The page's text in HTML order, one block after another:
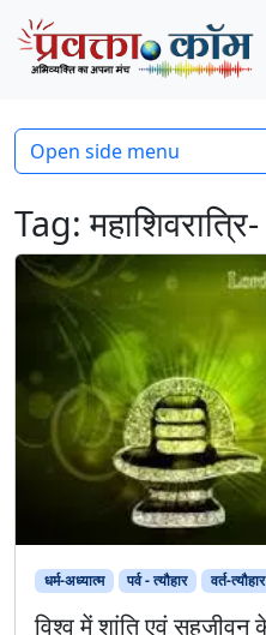
Skip to content
Skip to footer
Tag:
धर्म-अध्यात्म पर्व - त्यौहार वर्त-त्यौहार
विश्व में शांति एवं
Open side menu